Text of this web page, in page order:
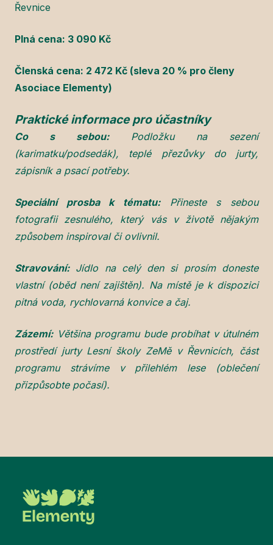
Řevnice
Plná cena: 3 090 Kč
Členská cena: 2 472 Kč (sleva 20 % pro členy
Asociace Elementy)
Praktické informace pro účastníky
Co s sebou:Podložku na sezení
(karimatku/podsedák), teplé přezůvky do jurty,
zápisník a psací potřeby.
Speciální prosba k tématu:Přineste s sebou
fotografii zesnulého, který vás v životě nějakým
způsobem inspiroval či ovlivnil.
Stravování:Jídlo na celý den si prosím doneste
vlastní (oběd není zajištěn). Na místě je k dispozici
pitná voda, rychlovarná konvice a čaj.
Zázemí:Většina programu bude probíhat v útulném
prostředí jurty Lesní školy ZeMě v Řevnicích, část
programu strávíme v přilehlém lese (oblečení
přizpůsobte počasí).